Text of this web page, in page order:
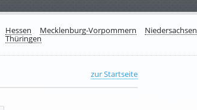
Hessen Mecklenburg-Vorpommern Niedersachsen
Thüringen
zur Startseite